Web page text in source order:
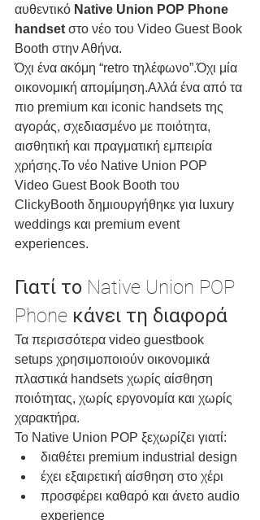
αυθεντικό Native Union POP Phone
handset στο νέο του Video Guest Book
Booth στην Αθήνα.
Όχι ένα ακόμη “retro τηλέφωνο”.Όχι μία
οικονομική απομίμηση.Αλλά ένα από τα
πιο premium και iconic handsets της
αγοράς, σχεδιασμένο με ποιότητα,
αισθητική και πραγματική εμπειρία
χρήσης.Το νέο Native Union POP
Video Guest Book Booth του
ClickyBooth δημιουργήθηκε για luxury
weddings και premium event
experiences.
Γιατί το Native Union POP
Phone κάνει τη διαφορά
Τα περισσότερα video guestbook
setups χρησιμοποιούν οικονομικά
πλαστικά handsets χωρίς αίσθηση
ποιότητας, χωρίς εργονομία και χωρίς
χαρακτήρα.
Το Native Union POP ξεχωρίζει γιατί:
διαθέτει premium industrial design
έχει εξαιρετική αίσθηση στο χέρι
προσφέρει καθαρό και άνετο audio
experience